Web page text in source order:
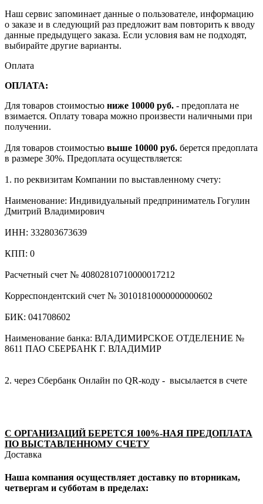
Наш сервис запоминает данные о пользователе, информацию
о заказе и в следующий раз предложит вам повторить к вводу
данные предыдущего заказа. Если условия вам не подходят,
выбирайте другие варианты.
Оплата
ОПЛАТА:
Для товаров стоимостью ниже 10000 руб. - предоплата не
взимается. Оплату товара можно произвести наличными при
получении.
Для товаров стоимостью выше 10000 руб. берется предоплата
в размере 30%. Предоплата осуществляется:
1. по реквизитам Компании по выставленному счету:
Наименование: Индивидуальный предприниматель Гогулин
Дмитрий Владимирович
ИНН: 332803673639
КПП: 0
Расчетный счет № 40802810710000017212
Корреспондентский счет № 30101810000000000602
БИК: 041708602
Наименование банка: ВЛАДИМИРСКОЕ ОТДЕЛЕНИЕ №
8611 ПАО СБЕРБАНК Г. ВЛАДИМИР
2. через Сбербанк Онлайн по QR-коду - высылается в счете
С ОРГАНИЗАЦИЙ БЕРЕТСЯ 100%-НАЯ ПРЕДОПЛАТА
ПО ВЫСТАВЛЕННОМУ СЧЕТУ
Доставка
Наша компания осуществляет доставку по вторникам,
четвергам и субботам в пределах: